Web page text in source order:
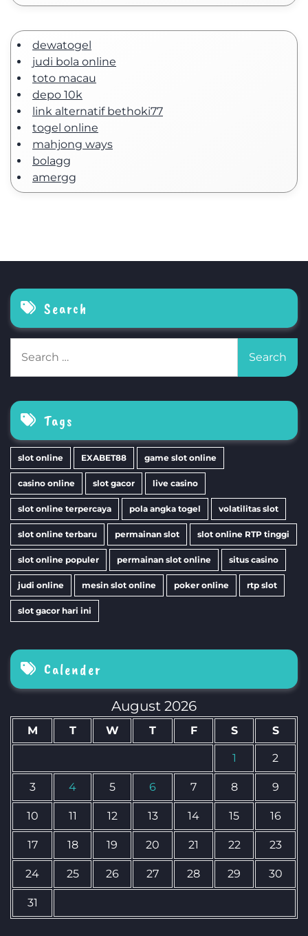
dewatogel
judi bola online
toto macau
depo 10k
link alternatif bethoki77
togel online
mahjong ways
bolagg
amergg
Search
for:
Tags
slot online EXABET88 game slot online
casino online slot gacor live casino
slot online terpercaya pola angka togel volatilitas slot
slot online terbaru permainan slot slot online RTP tinggi
slot online populer permainan slot online situs casino
judi online mesin slot online poker online rtp slot
slot gacor hari ini
Calender
August 2026
M T W T F S S
1 2
3 4 5 6 7 8 9
10 11 12 13 14 15 16
17 18 19 20 21 22 23
24 25 26 27 28 29 30
31